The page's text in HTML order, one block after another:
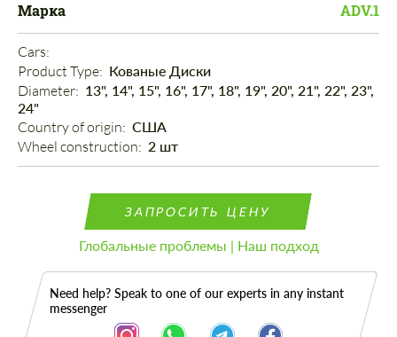
Марка ADV.1
Cars:
Product Type: Кованые Диски
Diameter: 13", 14", 15", 16", 17", 18", 19", 20", 21", 22", 23",
24"
Country of origin: США
Wheel construction: 2 шт
ЗАПРОСИТЬ ЦЕНУ
Глобальные проблемы | Наш подход
Need help? Speak to one of our experts in any instant
messenger